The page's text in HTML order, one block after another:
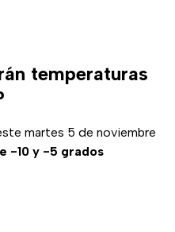
temperaturas
martes 5 de noviembre
-10 y -5 grados